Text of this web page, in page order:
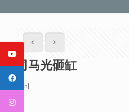
司马光砸缸
[:en]